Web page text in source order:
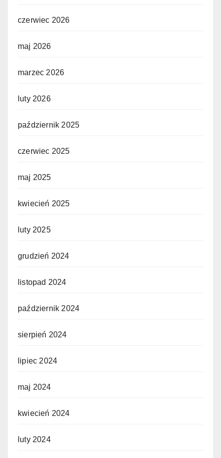
czerwiec 2026
maj 2026
marzec 2026
luty 2026
październik 2025
czerwiec 2025
maj 2025
kwiecień 2025
luty 2025
grudzień 2024
listopad 2024
październik 2024
sierpień 2024
lipiec 2024
maj 2024
kwiecień 2024
luty 2024